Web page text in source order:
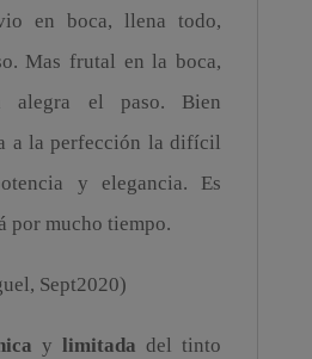
en boca, llena todo,
Mas frutal en la boca,
alegra el paso. Bien
a la perfección la difícil
y elegancia. Es
por mucho tiempo.
Sept2020)
ylimitada del tinto